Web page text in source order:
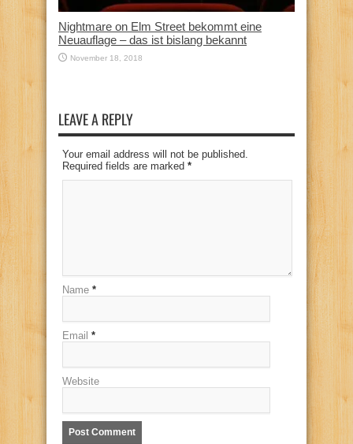
Nightmare on Elm Street bekommt eine
Neuauflage – das ist bislang bekannt
November 18, 2018
LEAVE A REPLY
Your email address will not be published.
Required fields are marked *
Name *
Email *
Website